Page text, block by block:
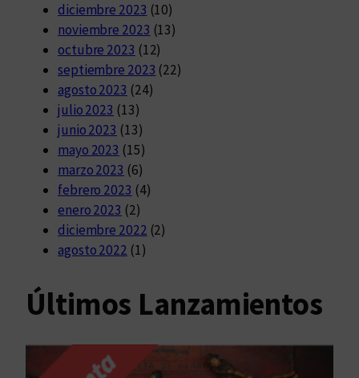
diciembre 2023 (10)
noviembre 2023 (13)
octubre 2023 (12)
septiembre 2023 (22)
agosto 2023 (24)
julio 2023 (13)
junio 2023 (13)
mayo 2023 (15)
marzo 2023 (6)
febrero 2023 (4)
enero 2023 (2)
diciembre 2022 (2)
agosto 2022 (1)
Últimos Lanzamientos